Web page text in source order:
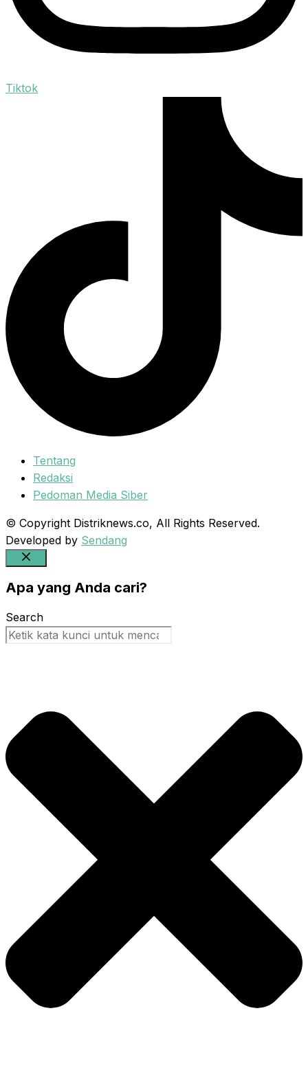
Tiktok
Tentang
Redaksi
Pedoman Media Siber
© Copyright Distriknews.co, All Rights Reserved.
Developed by Sendang
Close
Apa yang Anda cari?
Search